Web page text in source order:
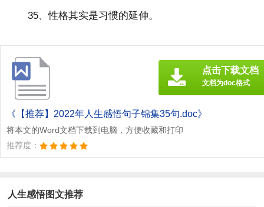
35、性格其实是习惯的延伸。
《【推荐】2022年人生感悟句子锦集35句.doc》
将本文的Word文档下载到电脑，方便收藏和打印
推荐度：
点击下载文档
文档为doc格式
人生感悟图文推荐